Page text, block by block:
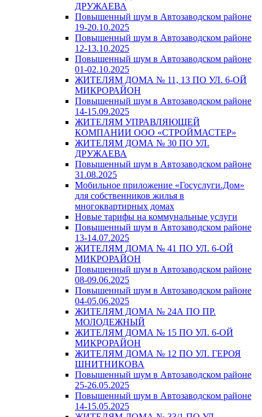
ДРУЖАЕВА
Повышенный шум в Автозаводском районе
19-20.10.2025
Повышенный шум в Автозаводском районе
12-13.10.2025
Повышенный шум в Автозаводском районе
01-02.10.2025
ЖИТЕЛЯМ ДОМА № 11, 13 ПО УЛ. 6-ОЙ
МИКРОРАЙОН
Повышенный шум в Автозаводском районе
14-15.09.2025
ЖИТЕЛЯМ УПРАВЛЯЮЩЕЙ
КОМПАНИИ ООО «СТРОЙМАСТЕР»
ЖИТЕЛЯМ ДОМА № 30 ПО УЛ.
ДРУЖАЕВА
Повышенный шум в Автозаводском районе
31.08.2025
Мобильное приложение «Госуслуги.Дом»
для собственников жилья в
многоквартирных домах
Новые тарифы на коммунальные услуги
Повышенный шум в Автозаводском районе
13-14.07.2025
ЖИТЕЛЯМ ДОМА № 41 ПО УЛ. 6-ОЙ
МИКРОРАЙОН
Повышенный шум в Автозаводском районе
08-09.06.2025
Повышенный шум в Автозаводском районе
04-05.06.2025
ЖИТЕЛЯМ ДОМА № 24А ПО ПР.
МОЛОДЕЖНЫЙ
ЖИТЕЛЯМ ДОМА № 15 ПО УЛ. 6-ОЙ
МИКРОРАЙОН
ЖИТЕЛЯМ ДОМА № 12 ПО УЛ. ГЕРОЯ
ШНИТНИКОВА
Повышенный шум в Автозаводском районе
25-26.05.2025
Повышенный шум в Автозаводском районе
14-15.05.2025